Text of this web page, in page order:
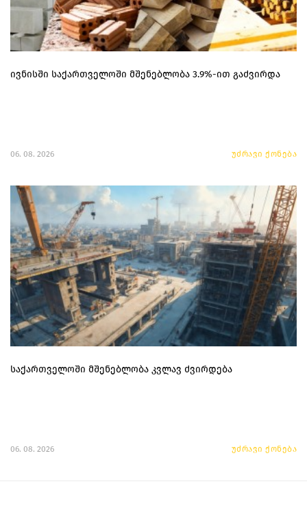
ივნისში საქართველოში მშენებლობა 3.9%-ით გაძვირდა
06. 08. 2026 უძრავი ქონება
საქართველოში მშენებლობა კვლავ ძვირდება
06. 08. 2026 უძრავი ქონება